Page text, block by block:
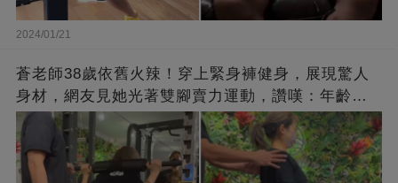
2024/01/21
蒼老師38歲依舊火辣！穿上緊身褲健身，展現驚人
身材，網友見她光著雙腳賣力運動，讚嘆：年齡不
過是個數字！